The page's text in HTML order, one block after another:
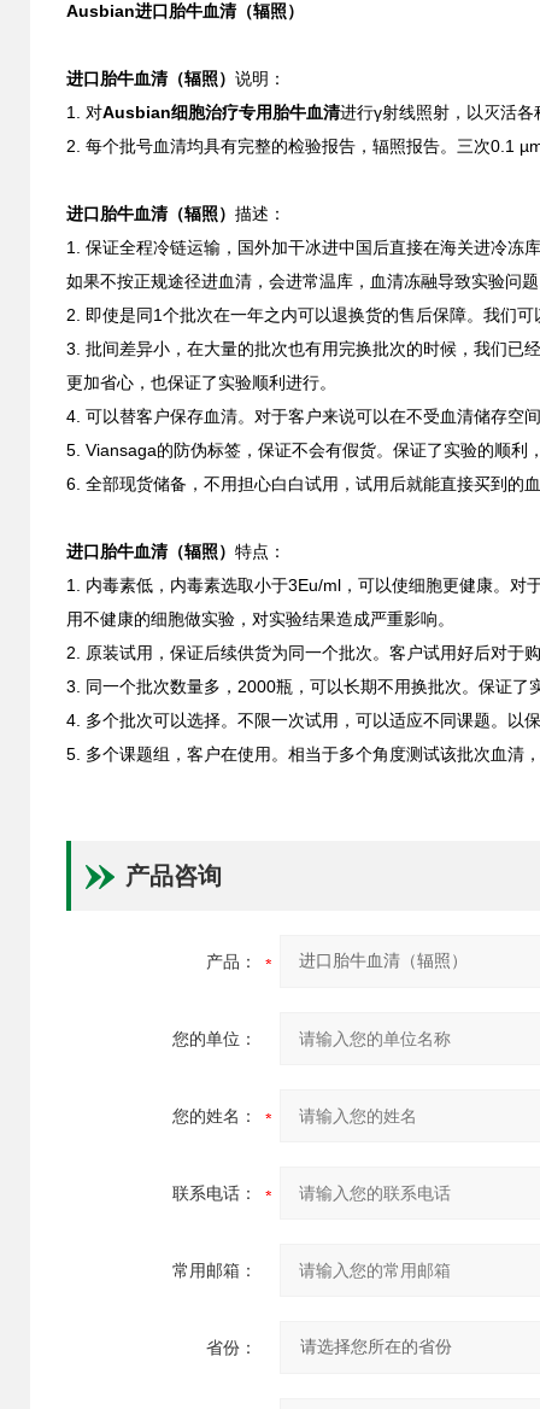
Ausbian进口胎牛血清（辐照）
进口胎牛血清（辐照） 说明：
1. 对Ausbian细胞治疗专用胎牛血清进行γ射线照射，以灭活
2. 每个批号血清均具有完整的检验报告，辐照报告。三次0.1
进口胎牛血清（辐照） 描述：
1. 保证全程冷链运输，国外加干冰进中国后直接在海关进冷冻
如果不按正规途径进血清，会进常温库，血清冻融导致实验问
2. 即使是同1个批次在一年之内可以退换货的售后保障。我们
3. 批间差异小，在大量的批次也有用完换批次的时候，我们已
更加省心，也保证了实验顺利进行。
4. 可以替客户保存血清。对于客户来说可以在不受血清储存空
5. Viansaga的防伪标签，保证不会有假货。保证了实验的顺利
6. 全部现货储备，不用担心白白试用，试用后就能直接买到的
进口胎牛血清（辐照） 特点：
1. 内毒素低，内毒素选取小于3Eu/ml，可以使细胞更健康。
用不健康的细胞做实验，对实验结果造成严重影响。
2. 原装试用，保证后续供货为同一个批次。客户试用好后对于
3. 同一个批次数量多，2000瓶，可以长期不用换批次。保证
4. 多个批次可以选择。不限一次试用，可以适应不同课题。以
5. 多个课题组，客户在使用。相当于多个角度测试该批次血清
产品咨询
产品：
您的单位：
您的姓名：
联系电话：
常用邮箱：
省份：